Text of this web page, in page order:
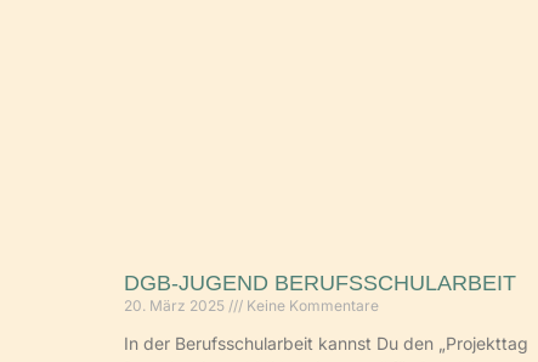
DGB-JUGEND BERUFSSCHULARBEIT
20. März 2025 Keine Kommentare
In der Berufsschularbeit kannst Du den „Projekttag